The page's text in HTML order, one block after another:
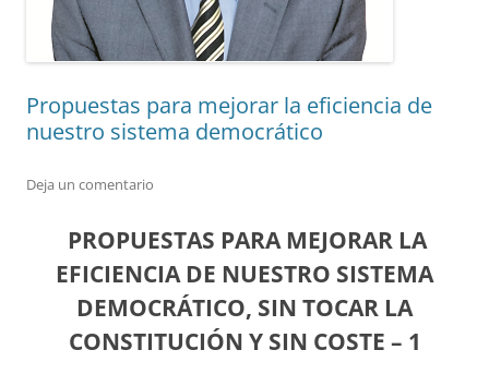
Propuestas para mejorar la eficiencia de
nuestro sistema democrático
Deja un comentario
PROPUESTAS PARA MEJORAR LA
EFICIENCIA DE NUESTRO SISTEMA
DEMOCRÁTICO, SIN TOCAR LA
CONSTITUCIÓN Y SIN COSTE – 1